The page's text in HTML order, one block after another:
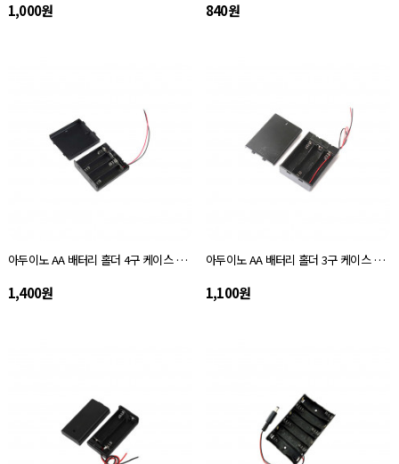
1,000원 840원
아두이노 AA 배터리 홀더 4구 케이스 타입
1,400원
아두이노 AA 배터리 홀더 3구 케이스 타입
1,100원